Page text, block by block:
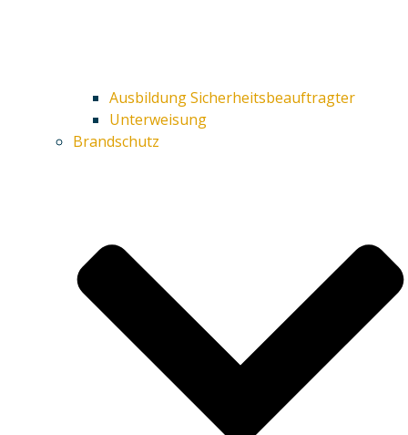
Ausbildung Sicherheitsbeauftragter
Unterweisung
Brandschutz